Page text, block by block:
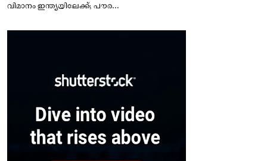
വിമാനം ഇന്ത്യയിലേക്ക്; പൗരന്മാർ
– കേന്ദ്രം